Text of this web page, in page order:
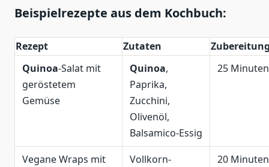
Beispielrezepte aus dem Kochbuch:
Rezept Zutaten
Quinoa-Salat mit
geröstetem
Gemüse
Quinoa,
Paprika,
Zucchini,
Olivenöl,
Balsamico-Essig
25 Minuten
Vegane Wraps mit
Vollkorn-
20 Minuten